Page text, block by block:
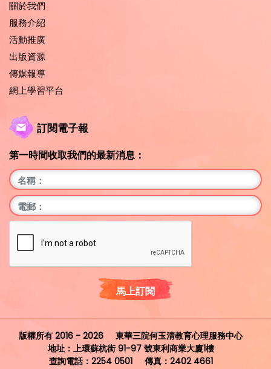
關於我們
服務介紹
活動推廣
出版資源
傳媒報導
網上學習平台
訂閱電子報
第一時間收取我們的最新消息：
馬上訂閱
版權所有 2016 - 2026
東華三院何玉清教育心理服務中心
地址：上環蘇杭街 91-97 號東利商業大廈1樓
查詢電話：2254 0501
傳真：2402 4661